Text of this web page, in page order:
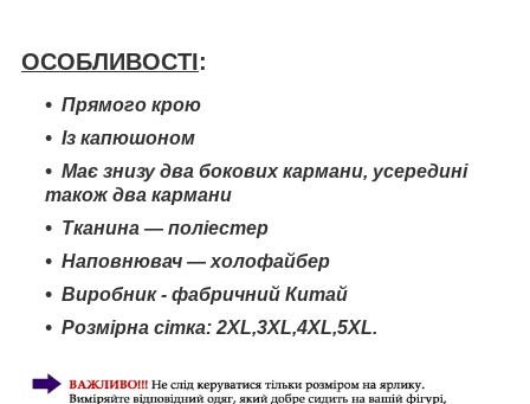
ОСОБЛИВОСТІ:
Прямого крою
Із капюшоном
Має знизу два бокових кармани, усередині
також два кармани
Тканина — поліестер
Наповнювач — холофайбер
Виробник - фабричний Китай
Розмірна сітка: 2XL,3XL,4XL,5XL.